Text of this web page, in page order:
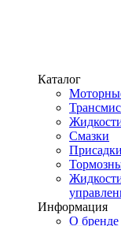
Каталог
Смазки
Присадки
Информация
О бренде